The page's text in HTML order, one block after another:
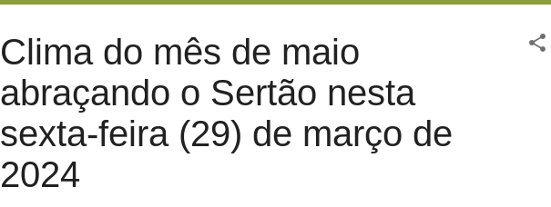
Clima do mês de maio
abraçando o Sertão nesta
sexta-feira (29) de março de
2024